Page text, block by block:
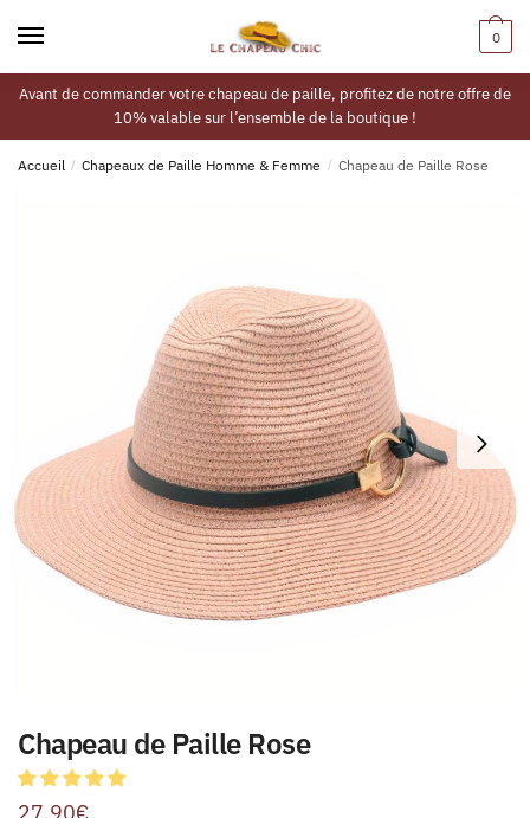
0
Avant de commander votre chapeau de paille, profitez de notre offre de
10% valable sur l’ensemble de la boutique !
Accueil / Chapeaux de Paille Homme & Femme / Chapeau de Paille Rose
Chapeau de Paille Rose
27.90€